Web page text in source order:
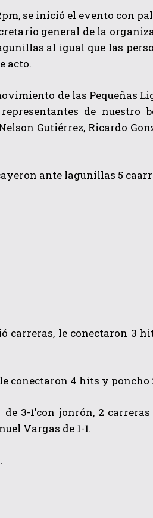
se inició el evento con
general de la
al igual que las
acto.
de las Pequeñas
de nuestro
Gutiérrez, Ricardo
ante lagunillas 5
carreras, le conectaron 3
conectaron 4 hits y poncho
3-1’con jonrón, 2
Vargas de 1-1.